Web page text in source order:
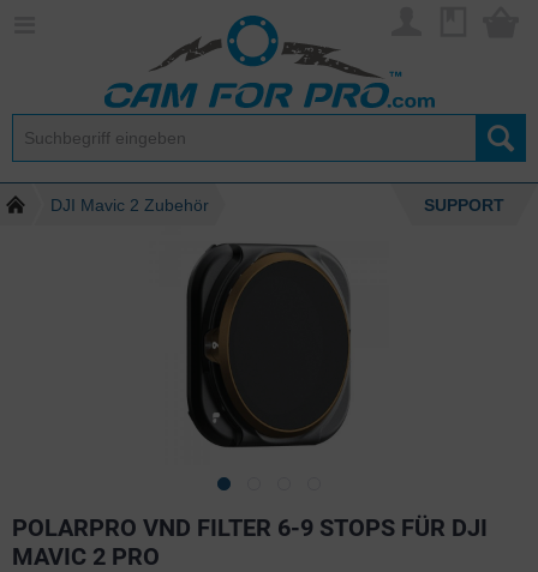
DJI Mavic 2 Zubehör SUPPORT
POLARPRO VND FILTER 6-9 STOPS FÜR DJI
MAVIC 2 PRO